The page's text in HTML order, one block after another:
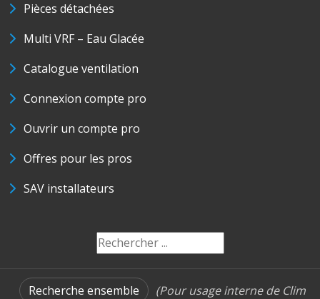
Pièces détachées
Multi VRF – Eau Glacée
Catalogue ventilation
Connexion compte pro
Ouvrir un compte pro
Offres pour les pros
SAV installateurs
Recherche ensemble
(Pour usage interne de Clim